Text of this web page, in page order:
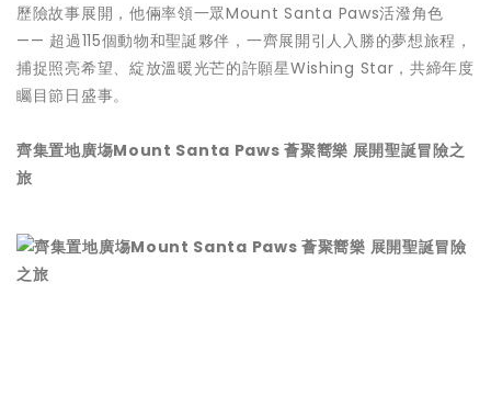
歷險故事展開，他倆率領一眾Mount Santa Paws活潑角色
—— 超過115個動物和聖誕夥伴，一齊展開引人入勝的夢想旅程，
捕捉照亮希望、綻放溫暖光芒的許願星Wishing Star，共締年度
矚目節日盛事。
齊集置地廣塲Mount Santa Paws薈聚嚮樂 展開聖誕冒險之
旅